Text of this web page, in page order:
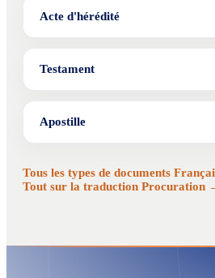
Acte d'hérédité
Testament
Apostille
Tous les types de documents
Tout sur la traduction Procuration